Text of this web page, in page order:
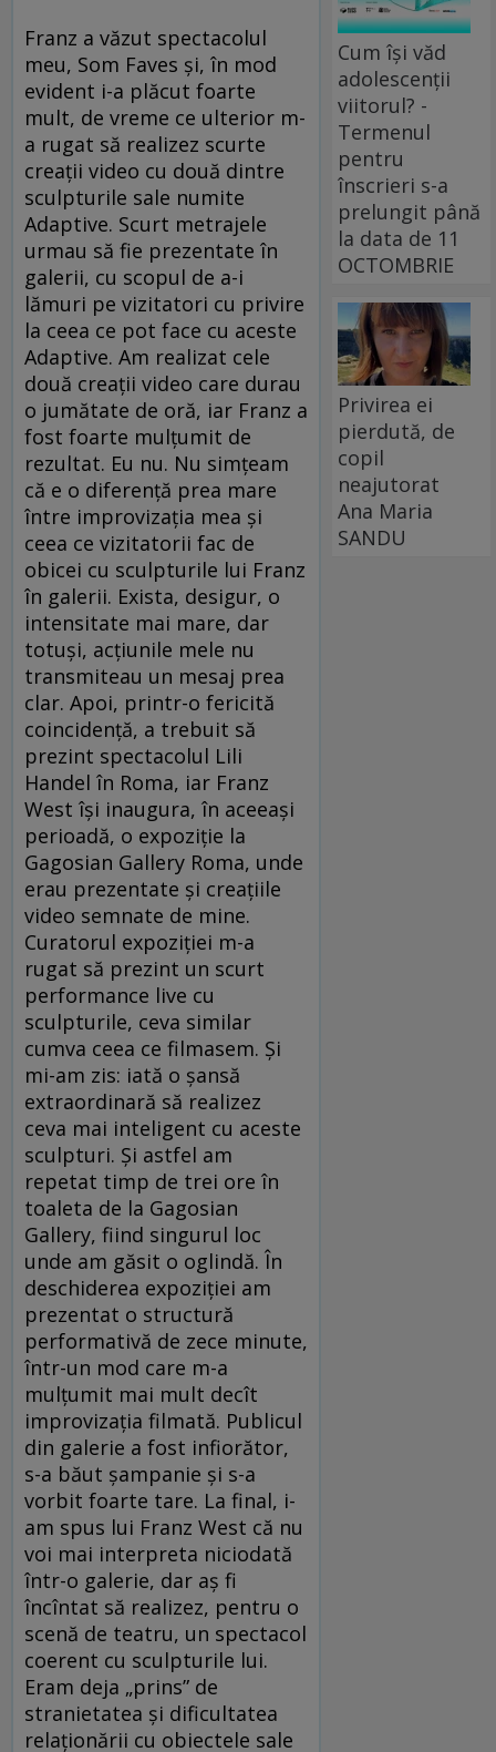
Franz a văzut spectacolul
meu, Som Faves și, în mod
evident i-a plăcut foarte
mult, de vreme ce ulterior m-
a rugat să realizez scurte
creații video cu două dintre
sculpturile sale numite
Adaptive. Scurt metrajele
urmau să fie prezentate în
galerii, cu scopul de a-i
lămuri pe vizitatori cu privire
la ceea ce pot face cu aceste
Adaptive. Am realizat cele
două creații video care durau
o jumătate de oră, iar Franz a
fost foarte mulțumit de
rezultat. Eu nu. Nu simțeam
că e o diferență prea mare
între improvizația mea și
ceea ce vizitatorii fac de
obicei cu sculpturile lui Franz
în galerii. Exista, desigur, o
intensitate mai mare, dar
totuși, acțiunile mele nu
transmiteau un mesaj prea
clar. Apoi, printr-o fericită
coincidență, a trebuit să
prezint spectacolul Lili
Handel în Roma, iar Franz
West își inaugura, în aceeași
perioadă, o expoziție la
Gagosian Gallery Roma, unde
erau prezentate și creațiile
video semnate de mine.
Curatorul expoziției m-a
rugat să prezint un scurt
performance live cu
sculpturile, ceva similar
cumva ceea ce filmasem. Și
mi-am zis: iată o șansă
extraordinară să realizez
ceva mai inteligent cu aceste
sculpturi. Și astfel am
repetat timp de trei ore în
toaleta de la Gagosian
Gallery, fiind singurul loc
unde am găsit o oglindă. În
deschiderea expoziției am
prezentat o structură
performativă de zece minute,
într-un mod care m-a
mulțumit mai mult decît
improvizația filmată. Publicul
din galerie a fost infiorător,
s-a băut șampanie și s-a
vorbit foarte tare. La final, i-
am spus lui Franz West că nu
voi mai interpreta niciodată
într-o galerie, dar aș fi
încîntat să realizez, pentru o
scenă de teatru, un spectacol
coerent cu sculpturile lui.
Eram deja „prins” de
stranietatea și dificultatea
relaționării cu obiectele sale
Cum își văd
adolescenții
viitorul? -
Termenul
pentru
înscrieri s-a
prelungit până
la data de 11
OCTOMBRIE
Privirea ei
pierdută, de
copil
neajutorat
Ana Maria
SANDU